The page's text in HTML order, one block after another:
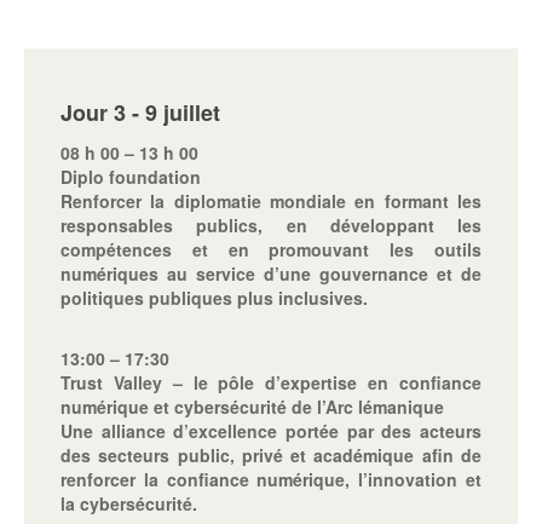
Jour 3 - 9 juillet
08 h 00 – 13 h 00
Diplo foundation
Renforcer la diplomatie mondiale en formant les
responsables publics, en développant les
compétences et en promouvant les outils
numériques au service d’une gouvernance et de
politiques publiques plus inclusives.
13:00 – 17:30
Trust Valley – le pôle d’expertise en confiance
numérique et cybersécurité de l’Arc lémanique
Une alliance d’excellence portée par des acteurs
des secteurs public, privé et académique afin de
renforcer la confiance numérique, l’innovation et
la cybersécurité.